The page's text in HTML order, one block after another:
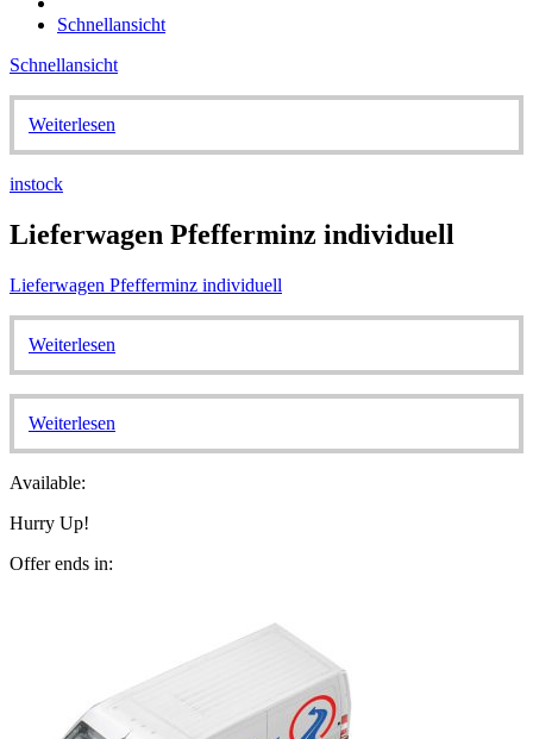
Schnellansicht
Schnellansicht
Weiterlesen
instock
Lieferwagen Pfefferminz individuell
Lieferwagen Pfefferminz individuell
Weiterlesen
Weiterlesen
Available:
Hurry Up!
Offer ends in: